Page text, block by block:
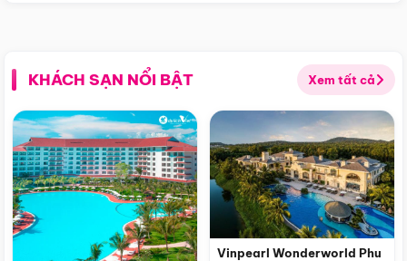
KHÁCH SẠN NỔI BẬT Xem tất cả
Vinpearl Wonderworld Phu